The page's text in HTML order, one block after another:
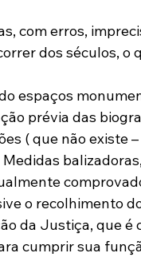
com erros,
dos séculos, o
espaços
prévia das
( que não existe
o recolhimento
da Justiça, que é
cumprir sua